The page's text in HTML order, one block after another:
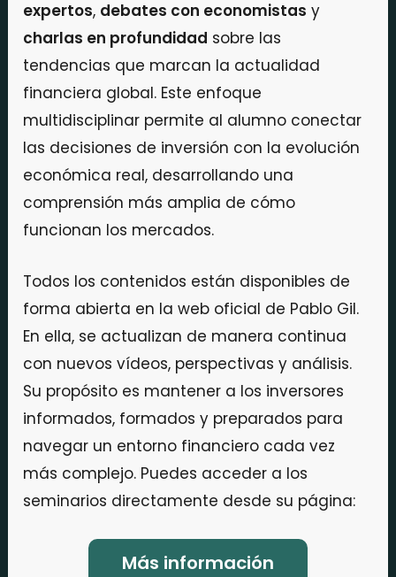
expertos, debates con economistas y
charlas en profundidad sobre las
tendencias que marcan la actualidad
financiera global. Este enfoque
multidisciplinar permite al alumno conectar
las decisiones de inversión con la evolución
económica real, desarrollando una
comprensión más amplia de cómo
funcionan los mercados.
Todos los contenidos están disponibles de
forma abierta en la web oficial de Pablo Gil.
En ella, se actualizan de manera continua
con nuevos vídeos, perspectivas y análisis.
Su propósito es mantener a los inversores
informados, formados y preparados para
navegar un entorno financiero cada vez
más complejo. Puedes acceder a los
seminarios directamente desde su página:
Más información